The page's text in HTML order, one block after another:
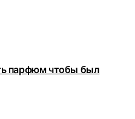
парфюм чтобы был